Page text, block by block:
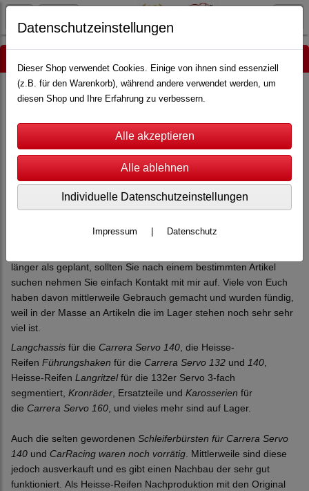
Carreraristi
kennen sicherlich noch den Online Shop unter
seiner alten Webadresse www.heisse-reifen.de.
www.heisse-reifen.comknüpft an die
Philosophie des alten Shops an, und hat sich auf die Carrera
Servo Rennbahnen spezialisiert. Damals wie heute erwarten
Sie eine Vielzahl an Ersatzteilen für die unterschiedlichsten
Systeme an. Aus jeder Artikelbeschreibung ist ersichtlich, ob es
Ich betreibe den Shop im Nebenerwerb, und habe noch weitere
länger als geplant, sollten Sie nach einem bestimmten Artikel
suchen nehmen Sie einfach Kontakt mit mir auf. Viele von Euch
haben davon mittlerweile Gebrauch gemacht und wurden fündig,
weil in der Masse an Artikeln die im Lager stehen noch sehr sehr
viel ist.
Langchassis für die Carrera Servo 140 , die Heisse-
Reifen Führungshaken für die Carrera Servo 132 und 140
Heisse-Reifen Langritzelfür die 132er Servo 3-fach
segmentiert, Kronräder , Ersatzteile und Karosserien für
die Carrera Servo 160 und vieles mehr sind auf Lager.
Auch die selten gewordenen Schleiferbürsten für Carrera Servo
140 und CarRacing waren noch vorrätig . Mittlerweile sind diese
jedoch ausverkauft und es gibt einen Nachbau der sehr gut
funktioniert. Als Heisse-Reifen Nachproduktion mit den Original
Datenschutzeinstellungen
Dieser Shop verwendet Cookies. Einige von ihnen sind essenziell
(z.B. für den Warenkorb), während andere verwendet werden, um
diesen Shop und Ihre Erfahrung zu verbessern.
Individuelle Datenschutzeinstellungen
Impressum Datenschutz